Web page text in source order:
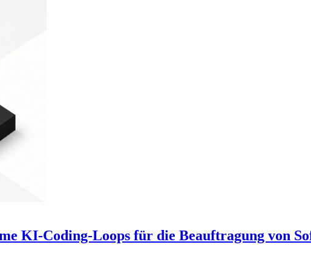
KI-Coding-Loops für die Beauftragung von